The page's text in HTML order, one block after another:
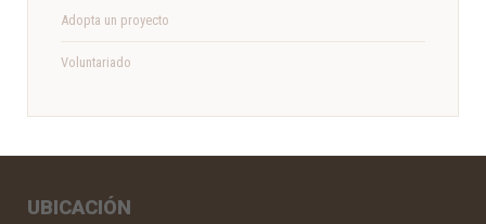
Adopta un proyecto
Voluntariado
UBICACIÓN